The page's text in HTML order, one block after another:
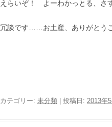
えらいぞ！ よーわかっとる、さ
冗談です……お土産、ありがとう
カテゴリー: 未分類 | 投稿日: 2013年